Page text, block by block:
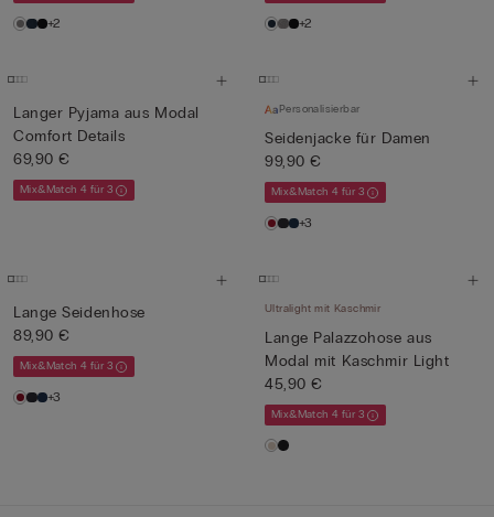
+2 +2
Langer Pyjama aus Modal
Comfort Details
69,90 €
Mix&Match 4 für 3
Personalisierbar
Seidenjacke für Damen
99,90 €
Mix&Match 4 für 3
+3
Lange Seidenhose
89,90 €
Mix&Match 4 für 3
+3
Ultralight mit Kaschmir
Lange Palazzohose aus
Modal mit Kaschmir Light
45,90 €
Mix&Match 4 für 3